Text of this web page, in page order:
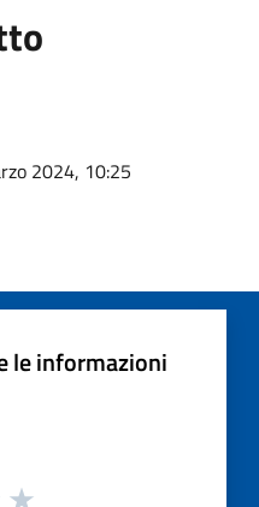
2024, 10:25
le informazioni